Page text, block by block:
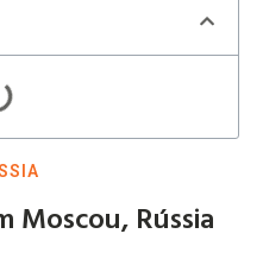
Moscou, Rússia